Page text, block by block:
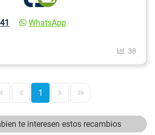
WhatsApp
38
1
te interesen estos recambios